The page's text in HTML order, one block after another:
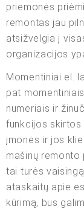
priemonės
remontas jau
atsižvelgia į
organizacijos
Momentiniai el.
pat
numeriais ir
funkcijos skirtos
įmonės ir jos
mašinų remonto
tai turės
ataskaitų apie
kūrimą, bus